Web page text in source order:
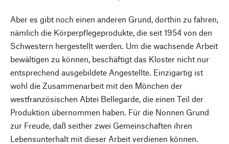
Aber es gibt noch einen anderen Grund, dorthin zu fahren,
nämlich die Körperpflegeprodukte, die seit 1954 von den
Schwestern hergestellt werden. Um die wachsende Arbeit
bewältigen zu können, beschäftigt das Kloster nicht nur
entsprechend ausgebildete Angestellte. Einzigartig ist
wohl die Zusammenarbeit mit den Mönchen der
westfranzösischen Abtei Bellegarde, die einen Teil der
Produktion übernommen haben. Für die Nonnen Grund
zur Freude, daß seither zwei Gemeinschaften ihren
Lebensunterhalt mit dieser Arbeit verdienen können.